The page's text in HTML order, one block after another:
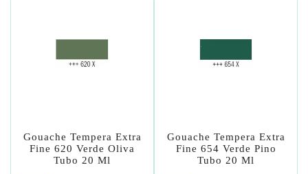
Gouache Tempera Extra
Fine 620 Verde Oliva
Tubo 20 Ml
Gouache Tempera Extra
Fine 654 Verde Pino
Tubo 20 Ml